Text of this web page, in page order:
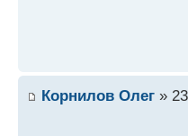
Корнилов Олег »